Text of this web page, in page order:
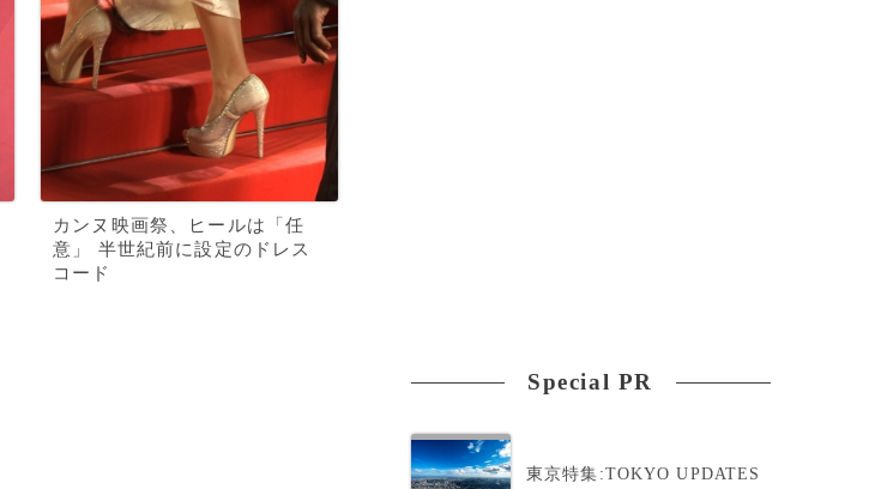
カンヌ映画祭、ヒールは「任
意」 半世紀前に設定のドレス
コード
Special PR
東京特集:TOKYO UPDATES